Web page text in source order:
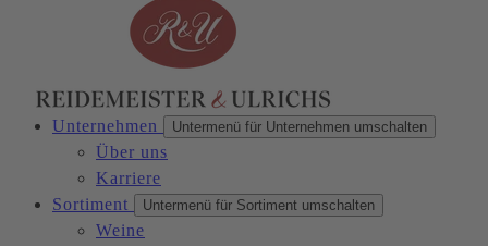
Unternehmen Untermenü für Unternehmen umschalten
Über uns
Karriere
Sortiment
Untermenü für Sortiment umschalten
Weine